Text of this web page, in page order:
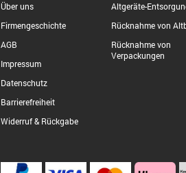
Über uns
Firmengeschichte
AGB
Impressum
Datenschutz
Barrierefreiheit
Widerruf & Rückgabe
Altgeräte-
Rücknahme von
Rücknahme von
Verpackungen